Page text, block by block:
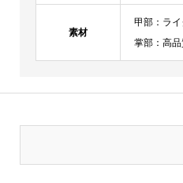
素材
甲部：ライ
掌部：高